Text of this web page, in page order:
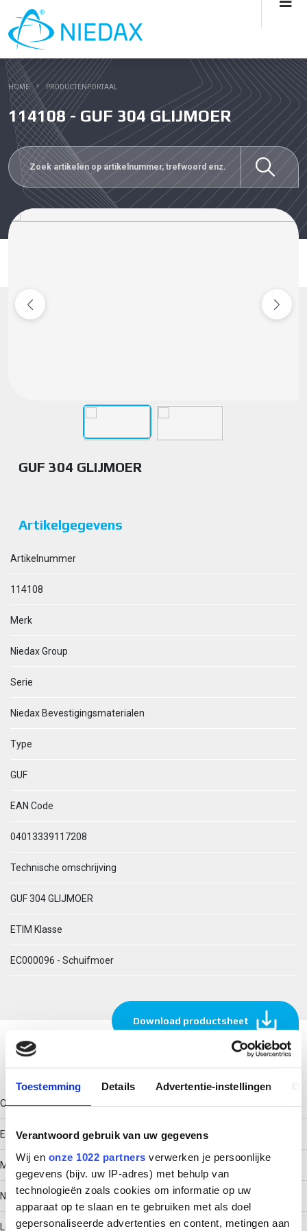
Toestemming Details Advertentie-instellingen
Verantwoord gebruik van uw gegevens
Wij en onze 1022 partners verwerken je persoonlijke
gegevens (bijv. uw IP-adres) met behulp van
technologieën zoals cookies om informatie op uw
apparaat op te slaan en te gebruiken met als doel
gepersonaliseerde advertenties en content, metingen aan
HOME PRODUCTENPORTAAL
114108 - GUF 304 GLIJMOER
GUF 304 GLIJMOER
Artikelgegevens
Artikelnummer
114108
Merk
Niedax Group
Serie
Niedax Bevestigingsmaterialen
Type
GUF
EAN Code
04013339117208
Technische omschrijving
GUF 304 GLIJMOER
ETIM Klasse
EC000096 - Schuifmoer
Download productsheet
Technische gegevens
Oppervlaktebescherming
Elektrolytisch verzinkt
Met veer
Nee
Lengte